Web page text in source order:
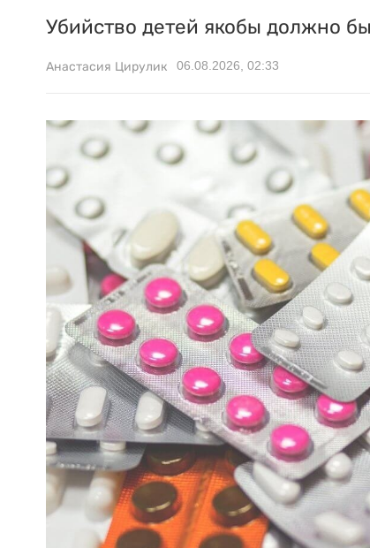
Убийство детей якобы должно
Анастасия Цирулик 06.08.2026, 02:33